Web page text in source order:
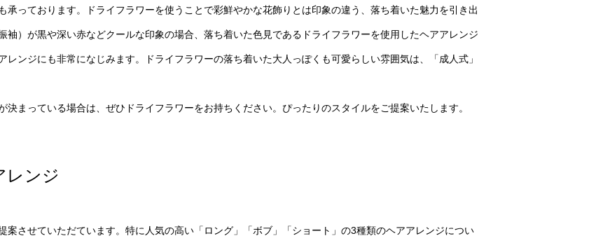
承っております。ドライフラワーを使うことで彩鮮やかな花飾りとは印象の違う、落ち着いた魅力を引き出
袖）が黒や深い赤などクールな印象の場合、落ち着いた色見であるドライフラワーを使用したヘアアレンジ
ンジにも非常になじみます。ドライフラワーの落ち着いた大人っぽくも可愛らしい雰囲気は、「成人式」
決まっている場合は、ぜひドライフラワーをお持ちください。ぴったりのスタイルをご提案いたします。
レンジ
案させていただています。特に人気の高い「ロング」「ボブ」「ショート」の3種類のヘアアレンジについ